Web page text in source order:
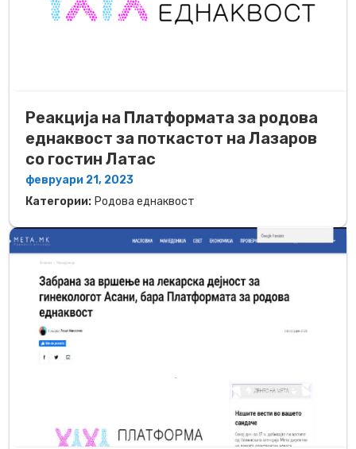
Реакција на Платформата за родова
еднаквост за поткастот на Лазаров
со гостин Латас
февруари 21, 2023
Категории: Родова еднаквост